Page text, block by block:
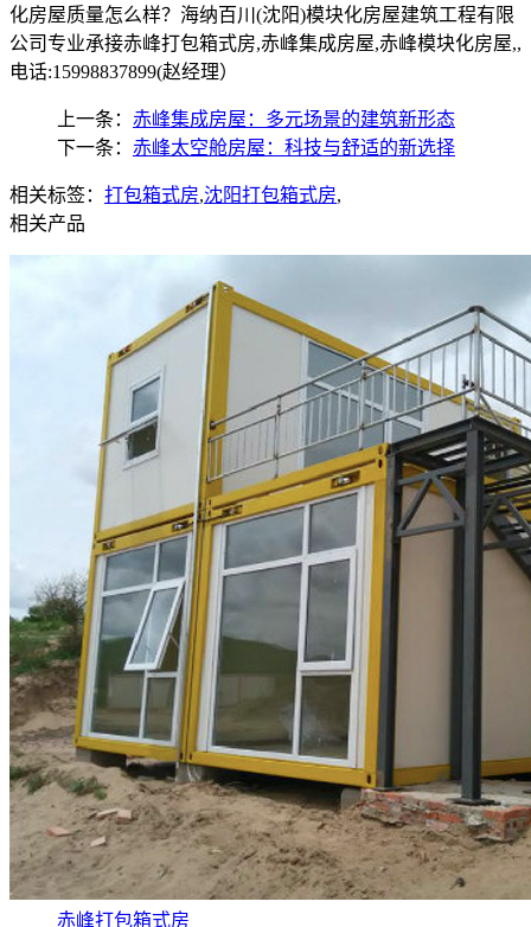
化房屋质量怎么样？海纳百川(沈阳)模块化房屋建筑工程有限
公司专业承接赤峰打包箱式房,赤峰集成房屋,赤峰模块化房屋,,
电话:15998837899(赵经理）
上一条： 赤峰集成房屋：多元场景的建筑新形态
下一条： 赤峰太空舱房屋：科技与舒适的新选择​
相关标签： 打包箱式房,沈阳打包箱式房,
相关产品
赤峰打包箱式房